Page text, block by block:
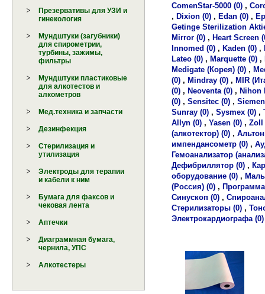
Презервативы для УЗИ и
гинекология
Мундштуки (загубники)
для спирометрии,
турбины, зажимы,
фильтры
Мундштуки пластиковые
для алкотестов и
алкометров
Мед.техника и запчасти
Дезинфекция
Стерилизация и
утилизация
Электроды для терапии
и кабели к ним
Бумага для факсов и
чековая лента
Аптечки
Диаграммная бумага,
чернила, УПС
Алкотестеры
ComenStar-5000 (0) ,
, Dixion (0) , Edan (0) ,
Getinge Sterilization
Mirror (0) , Heart Screen
Innomed (0) , Kaden (0) ,
Lateo (0) , Marquette (0) ,
Medigate (Корея) (0) ,
(0) , Mindray (0) , MIR
(0) , Neoventa (0) , Nihon
(0) , Sensitec (0) ,
Sunray (0) , Sysmex (0) ,
Allyn (0) , Yasen (0) , Zoll
(алкотектор) (0) ,
импендансометр (0) ,
Гемоанализатор
Дефибриллятор (0) ,
оборудование (0) ,
(Россия) (0) ,
Синускоп (0) ,
Стерилизаторы (0) ,
Электрокардиографа (0)